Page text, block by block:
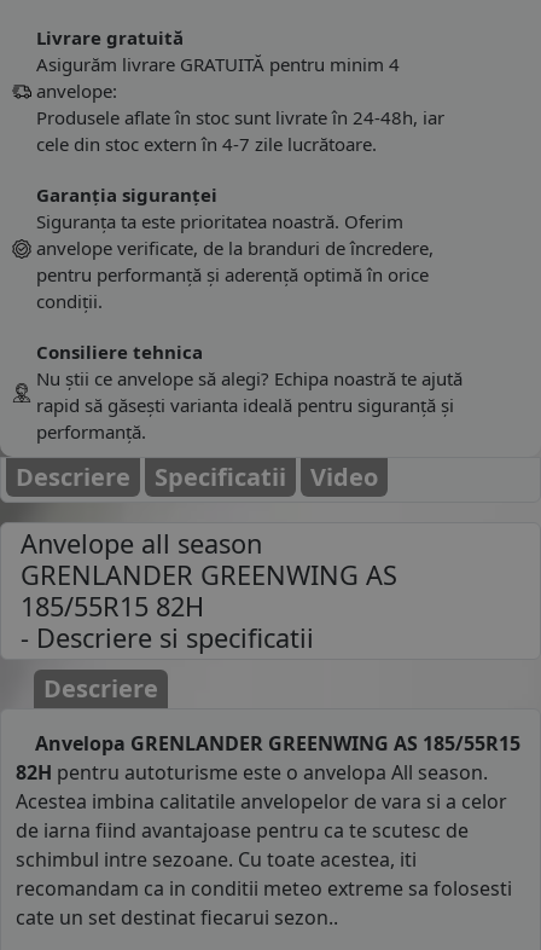
Livrare gratuită
Asigurăm livrare GRATUITĂ pentru minim 4
anvelope:
Produsele aflate în stoc sunt livrate în 24-48h, iar
cele din stoc extern în 4-7 zile lucrătoare.
Garanția siguranței
Siguranța ta este prioritatea noastră. Oferim
anvelope verificate, de la branduri de încredere,
pentru performanță și aderență optimă în orice
condiții.
Consiliere tehnica
Nu știi ce anvelope să alegi? Echipa noastră te ajută
rapid să găsești varianta ideală pentru siguranță și
performanță.
Descriere Specificatii Video
Anvelope all season
GRENLANDER GREENWING AS
185/55R15 82H
- Descriere si specificatii
Descriere
Anvelopa GRENLANDER GREENWING AS 185/55R15
82H pentru autoturisme este o anvelopa All season.
Acestea imbina calitatile anvelopelor de vara si a celor
de iarna fiind avantajoase pentru ca te scutesc de
schimbul intre sezoane. Cu toate acestea, iti
recomandam ca in conditii meteo extreme sa folosesti
cate un set destinat fiecarui sezon..